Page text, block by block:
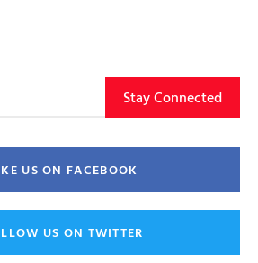
Stay Connected
US ON FACEBOOK
US ON TWITTER